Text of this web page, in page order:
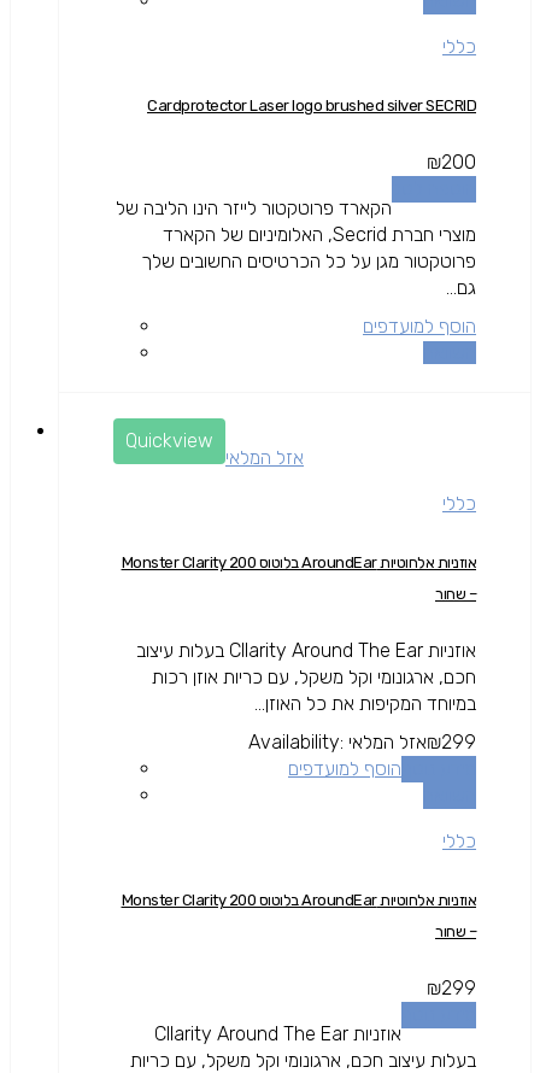
כללי
Cardprotector Laser logo brushed silver SECRID
₪200
הקארד פרוטקטור לייזר הינו הליבה של
מוצרי חברת Secrid, האלומיניום של הקארד
פרוטקטור מגן על כל הכרטיסים החשובים שלך
גם...
הוסף למועדפים
Quickview
אזל המלאי
כללי
אוזניות אלחוטיות AroundEar בלוטוס Monster Clarity 200
– שחור
אוזניות Cllarity Around The Ear בעלות עיצוב
חכם, ארגונומי וקל משקל, עם כריות אוזן רכות
במיוחד המקיפות את כל האוזן...
₪299
Availability: אזל המלאי
הוסף למועדפים
כללי
אוזניות אלחוטיות AroundEar בלוטוס Monster Clarity 200
– שחור
₪299
אוזניות Cllarity Around The Ear
בעלות עיצוב חכם, ארגונומי וקל משקל, עם כריות